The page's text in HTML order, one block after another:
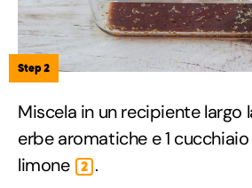
Step 2
Miscela in un recipiente largo
erbe aromatiche e 1
limone
2 .